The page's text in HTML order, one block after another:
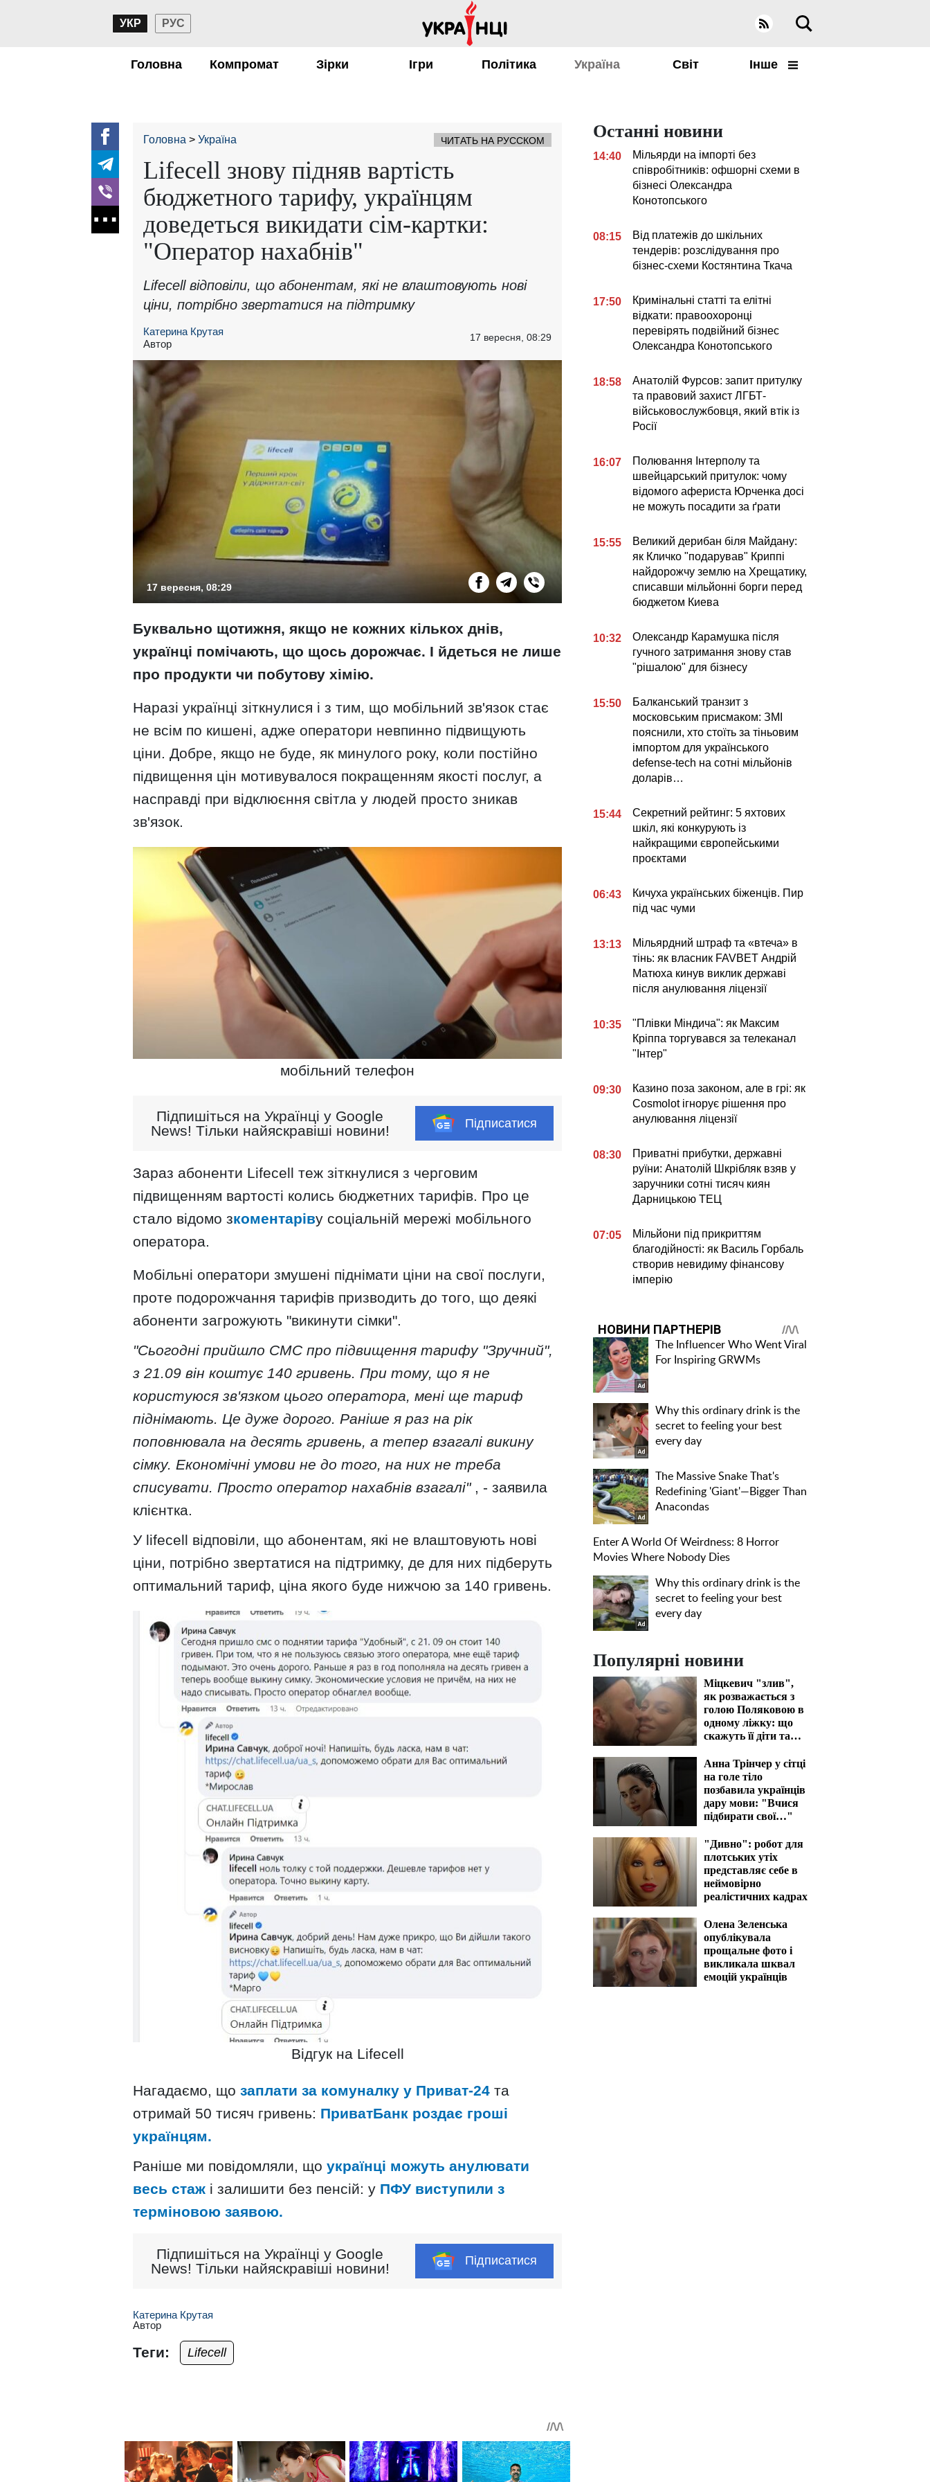
УКР РУС
Головна Компромат Зірки Ігри Політика Україна Світ Інше
Головна Україна ЧИТАТЬ НА РУССКОМ
Lifecell знову підняв вартість
бюджетного тарифу, українцям
доведеться викидати сім-картки:
"Оператор нахабнів"
Lifecell відповіли, що абонентам, які не влаштовують нові
ціни, потрібно звертатися на підтримку
Катерина Крутая
Автор
17 вересня, 08:29
17 вересня, 08:29
Буквально щотижня, якщо не кожних кількох днів,
українці помічають, що щось дорожчає. І йдеться не лише
про продукти чи побутову хімію.
Наразі українці зіткнулися і з тим, що мобільний зв'язок стає
не всім по кишені, адже оператори невпинно підвищують
ціни. Добре, якщо не буде, як минулого року, коли постійно
підвищення цін мотивувалося покращенням якості послуг, а
насправді при відклюєння світла у людей просто зникав
зв'язок.
мобільний телефон
Підпишіться на Українці у Google
News! Тільки найяскравіші новини!
Підписатися
Зараз абоненти Lifecell теж зіткнулися з черговим
підвищенням вартості колись бюджетних тарифів. Про це
стало відомо зкоментаріву соціальній мережі мобільного
оператора.
Мобільні оператори змушені піднімати ціни на свої послуги,
проте подорожчання тарифів призводить до того, що деякі
абоненти загрожують "викинути сімки".
"Сьогодні прийшло СМС про підвищення тарифу "Зручний",
з 21.09 він коштує 140 гривень. При тому, що я не
користуюся зв'язком цього оператора, мені ще тариф
піднімають. Це дуже дорого. Раніше я раз на рік
поповнювала на десять гривень, а тепер взагалі викину
сімку. Економічні умови не до того, на них не треба
списувати. Просто оператор нахабнів взагалі", - заявила
клієнтка.
У lifecell відповіли, що абонентам, які не влаштовують нові
ціни, потрібно звертатися на підтримку, де для них підберуть
оптимальний тариф, ціна якого буде нижчою за 140 гривень.
Відгук на Lifecell
Нагадаємо, що заплати за комуналку у Приват-24 та
отримай 50 тисяч гривень: ПриватБанк роздає гроші
українцям.
Раніше ми повідомляли, що українці можуть анулювати
весь стаж і залишити без пенсій: у ПФУ виступили з
терміновою заявою.
Підпишіться на Українці у Google
News! Тільки найяскравіші новини!
Підписатися
Катерина Крутая
Автор
Теги: Lifecell
Останні новини
14:40
Мільярди на імпорті без
співробітників: офшорні схеми в
бізнесі Олександра
Конотопського
08:15
Від платежів до шкільних
тендерів: розслідування про
бізнес-схеми Костянтина Ткача
17:50
Кримінальні статті та елітні
відкати: правоохоронці
перевірять подвійний бізнес
Олександра Конотопського
18:58
Анатолій Фурсов: запит притулку
та правовий захист ЛГБТ-
військовослужбовця, який втік із
Росії
16:07
Полювання Інтерполу та
швейцарський притулок: чому
відомого афериста Юрченка досі
не можуть посадити за ґрати
15:55
Великий дерибан біля Майдану:
як Кличко "подарував" Криппі
найдорожчу землю на Хрещатику,
списавши мільйонні борги перед
бюджетом Киева
10:32
Олександр Карамушка після
гучного затримання знову став
"рішалою" для бізнесу
15:50
Балканський транзит з
московським присмаком: ЗМІ
пояснили, хто стоїть за тіньовим
імпортом для українського
defense-tech на сотні мільйонів
доларів…
15:44
Секретний рейтинг: 5 яхтових
шкіл, які конкурують із
найкращими європейськими
проєктами
06:43
Кичуха українських біженців. Пир
під час чуми
13:13
Мільярдний штраф та «втеча» в
тінь: як власник FAVBET Андрій
Матюха кинув виклик державі
після анулювання ліцензії
10:35
"Плівки Міндича": як Максим
Кріппа торгувався за телеканал
"Інтер"
09:30
Казино поза законом, але в грі: як
Cosmolot ігнорує рішення про
анулювання ліцензії
08:30
Приватні прибутки, державні
руїни: Анатолій Шкрібляк взяв у
заручники сотні тисяч киян
Дарницькою ТЕЦ
07:05
Мільйони під прикриттям
благодійності: як Василь Горбаль
створив невидиму фінансову
імперію
Популярні новини
Міцкевич "злив",
як розважається з
голою Поляковою в
одному ліжку: що
скажуть її діти та
Анна Трінчер у сітці
на голе тіло
позбавила українців
дару мови: "Вчися
підбирати свої…"
"Дивно": робот для
плотських утіх
представляє себе в
неймовірно
реалістичних кадрах
Олена Зеленська
опублікувала
прощальне фото і
викликала шквал
емоцій українців